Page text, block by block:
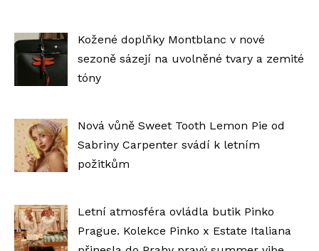
Kožené doplňky Montblanc v nové
sezoně sázejí na uvolněné tvary a zemité
tóny
Nová vůně Sweet Tooth Lemon Pie od
Sabriny Carpenter svádí k letním
požitkům
Letní atmosféra ovládla butik Pinko
Prague. Kolekce Pinko x Estate Italiana